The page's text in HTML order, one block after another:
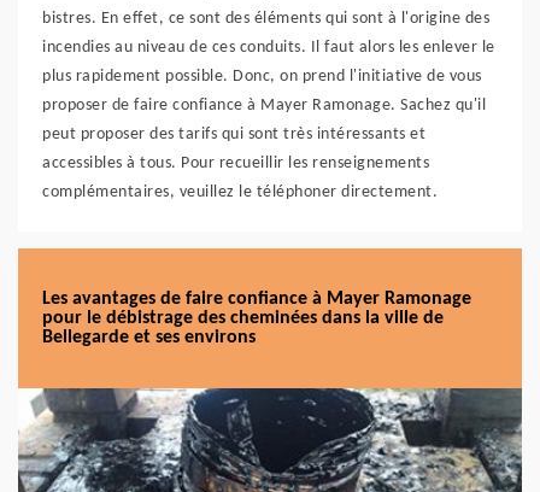
bistres. En effet, ce sont des éléments qui sont à l'origine des
incendies au niveau de ces conduits. Il faut alors les enlever le
plus rapidement possible. Donc, on prend l'initiative de vous
proposer de faire confiance à Mayer Ramonage. Sachez qu'il
peut proposer des tarifs qui sont très intéressants et
accessibles à tous. Pour recueillir les renseignements
complémentaires, veuillez le téléphoner directement.
Les avantages de faire confiance à Mayer Ramonage
pour le débistrage des cheminées dans la ville de
Bellegarde et ses environs